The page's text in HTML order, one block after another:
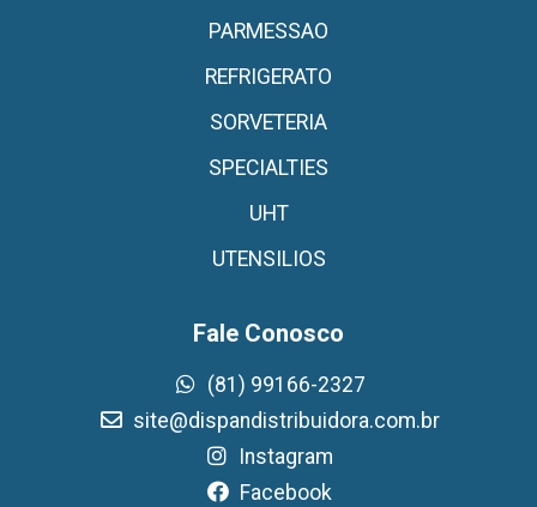
PARMESSAO
REFRIGERATO
SORVETERIA
SPECIALTIES
UHT
UTENSILIOS
Fale Conosco
(81) 99166-2327
site@dispandistribuidora.com.br
Instagram
Facebook